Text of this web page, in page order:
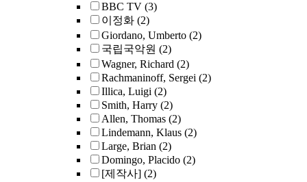
BBC TV (3)
이정화 (2)
Giordano, Umberto (2)
국립국악원 (2)
Wagner, Richard (2)
Rachmaninoff, Sergei (2)
Illica, Luigi (2)
Smith, Harry (2)
Allen, Thomas (2)
Lindemann, Klaus (2)
Large, Brian (2)
Domingo, Placido (2)
[제작사] (2)